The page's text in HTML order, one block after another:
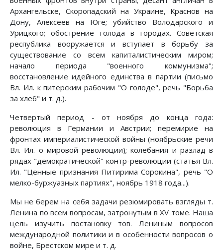
Архангельске, Скоропадский на Украине, Краснов на
Дону, Алексеев на Юге; убийство Володарского и
Урицкого; обострение голода в городах. Советская
республика вооружается и вступает в борьбу за
существование со всем капиталистическим миром;
начало периода "военного коммунизма";
восстановление идейного единства в партии (письмо
Вл. Ил. к питерским рабочим "О голоде", речь "Борьба
за хлеб" и т. д.).
Четвертый период - от ноября до конца года:
революция в Германии и Австрии; перемирие на
фронтах империалистической войны (ноябрьские речи
Вл. Ил. о мировой революции); колебания и разлад в
рядах "демократической" контр-революции (статья Вл.
Ил. "Ценные признания Питирима Сорокина", речь "О
мелко-буржуазных партиях", ноябрь 1918 года...).
Мы не берем на себя задачи резюмировать взгляды т.
Ленина по всем вопросам, затронутым в XV томе. Наша
цель изучить постановку тов. Лениным вопросов
международной политики и в особенности вопросов о
войне, Брестском мире и т. д.